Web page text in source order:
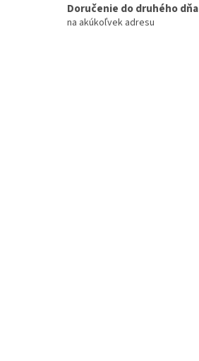
Doručenie do druhého dňa
na akúkoľvek adresu